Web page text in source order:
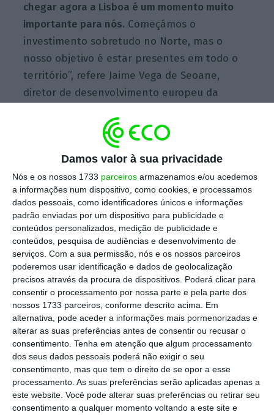
Damos valor à sua privacidade
Nós e os nossos 1733 parceiros armazenamos e/ou acedemos
a informações num dispositivo, como cookies, e processamos
dados pessoais, como identificadores únicos e informações
padrão enviadas por um dispositivo para publicidade e
conteúdos personalizados, medição de publicidade e
conteúdos, pesquisa de audiências e desenvolvimento de
serviços. Com a sua permissão, nós e os nossos parceiros
poderemos usar identificação e dados de geolocalização
precisos através da procura de dispositivos. Poderá clicar para
consentir o processamento por nossa parte e pela parte dos
nossos 1733 parceiros, conforme descrito acima. Em
alternativa, pode aceder a informações mais pormenorizadas e
alterar as suas preferências antes de consentir ou recusar o
consentimento. Tenha em atenção que algum processamento
dos seus dados pessoais poderá não exigir o seu
consentimento, mas que tem o direito de se opor a esse
processamento. As suas preferências serão aplicadas apenas a
este website. Você pode alterar suas preferências ou retirar seu
consentimento a qualquer momento voltando a este site e
chegar agora a Lisboa é um momento muito
importante para nós. Começámos o
investimento sobretudo no Norte, mas o
nosso objetivo é estar presentes em todo o
território”, refere Jaime Vega de Seoane,
diretor de desenvolvimento europeu da
Localizada na rua Cidade de Hull, Av.
Salgueiro Maia, em Agualva-Cacém, a nova
unidade em Massamá mantém o conceito
100% automatizadoda marca, operando 24
horas por dia e permitindo o abastecimento
simultâneo de até quatro viaturas com
gasóleo simples ou gasolina 95. De acordo
com a empresa, “esta estrutura permite
praticar preços entre 10 a 15 cêntimos mais
baixos face a outros operadores tradicionais”.